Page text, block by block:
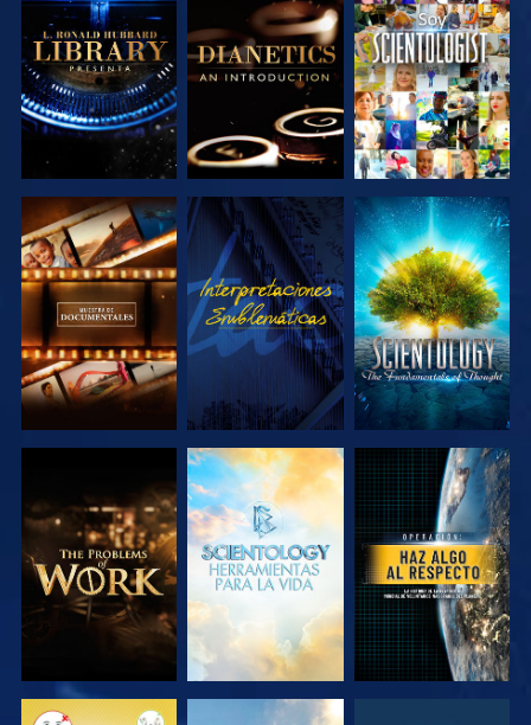
EXPLORA LAS
SERIES
EXPLORA LAS
SERIES
VE
EXPLORA LAS
SERIES
VE
EXPLORA LAS
SERIES
EXPLORA LAS
SERIES
EXPLORA LAS
SERIES
VE